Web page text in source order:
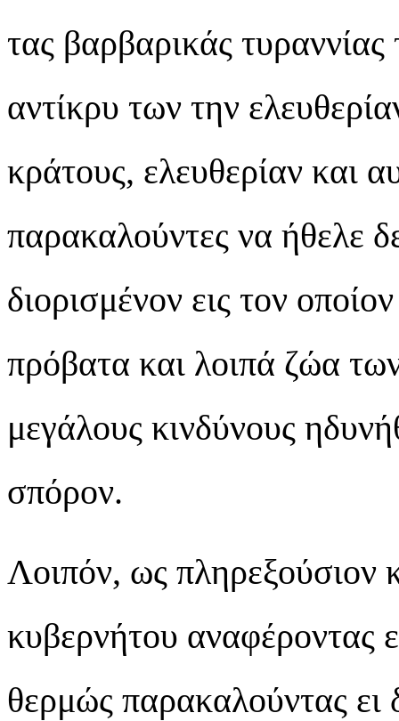
τας βαρβαρικάς
αντίκρυ των την
κράτους, ελευθερίαν και
παρακαλούντες να ήθελε
διορισμένον εις τον
πρόβατα και λοιπά ζώα
μεγάλους κινδύνους
σπόρον.
Λοιπόν, ως πληρεξούσιον
κυβερνήτου αναφέροντας
θερμώς παρακαλούντας ει